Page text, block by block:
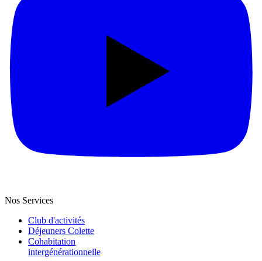
Nos Services
Club d'activités
Déjeuners Colette
Cohabitation
intergénération­nelle